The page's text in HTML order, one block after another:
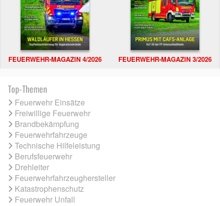
FEUERWEHR-MAGAZIN 4/2026 FEUERWEHR-MAGAZIN 3/2026
Top-Themen
Feuerwehr Einsätze
Freiwillige Feuerwehr
Brandbekämpfung
Feuerwehrfahrzeuge
Technische Hilfeleistung
Berufsfeuerwehr
Drehleiter
Feuerwehrfahrzeughersteller
Katastrophenschutz
Feuerwehr Unfall